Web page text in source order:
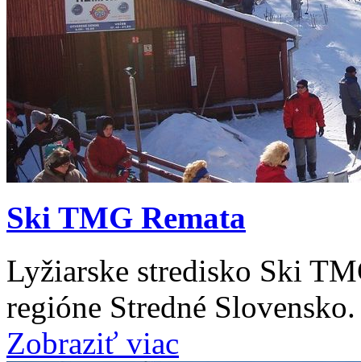
Ski TMG Remata
Lyžiarske stredisko Ski
regióne Stredné Slovensko.
Zobraziť viac